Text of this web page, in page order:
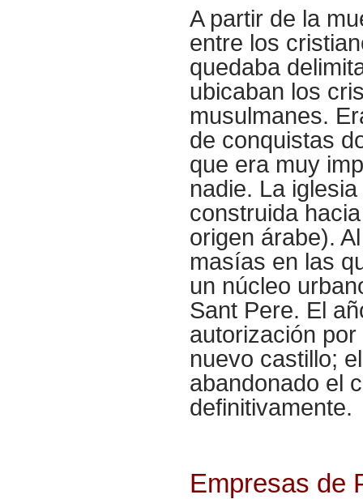
A partir de la
entre los
quedaba
ubicaban los
musulmanes.
de conquistas
que era muy
nadie. La
construida
origen árabe).
masías en las
un núcleo
Sant Pere. El
autorización
nuevo castillo;
abandonado el
definitivamente.
Empresas de